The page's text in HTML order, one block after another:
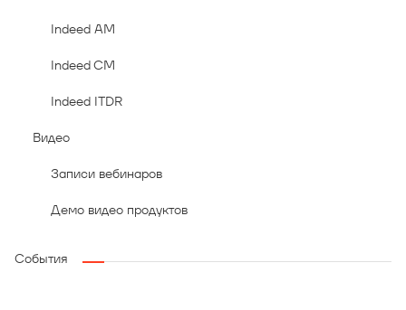
Indeed AM
Indeed CM
Indeed ITDR
Видео
Записи вебинаров
Демо видео продуктов
События